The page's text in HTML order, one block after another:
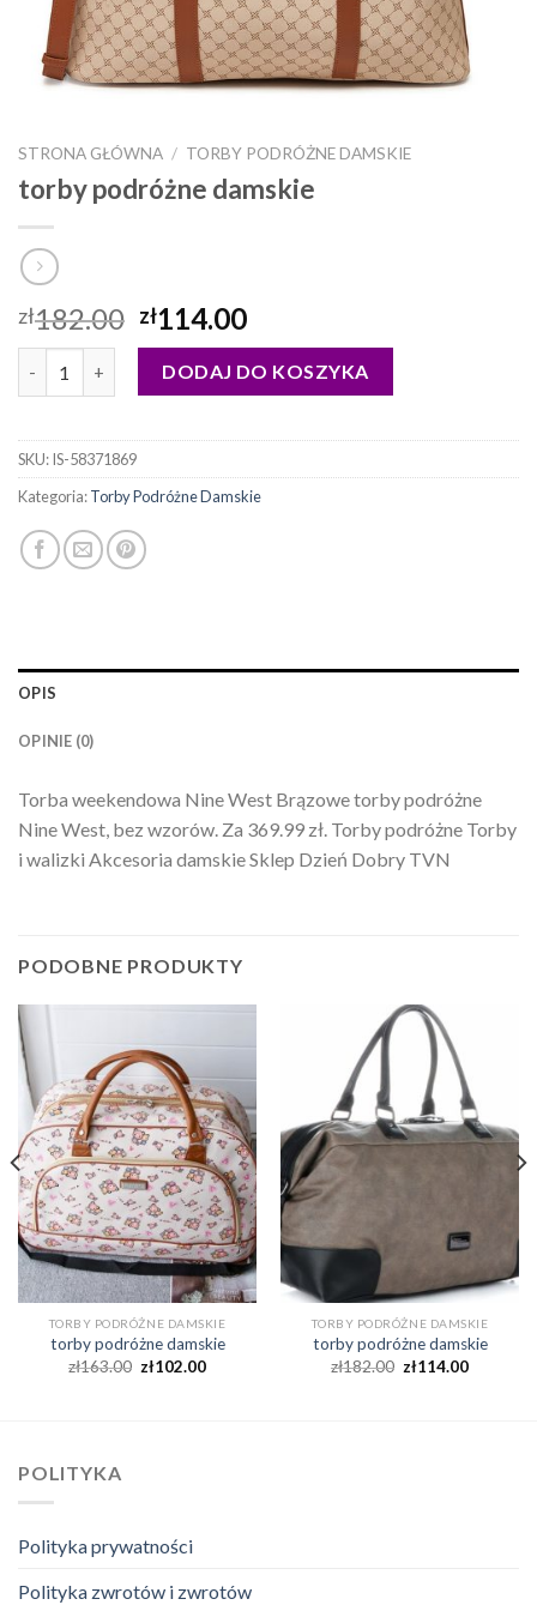
STRONA GŁÓWNA / TORBY PODRÓŻNE DAMSKIE
torby podróżne damskie
zł182.00 zł114.00
ilość torby podróżne damskieDODAJ DO KOSZYKA
SKU:IS-58371869
Kategoria:Torby Podróżne Damskie
OPIS
OPINIE (0)
Torba weekendowa Nine West Brązowe torby podróżne
Nine West, bez wzorów. Za 369.99 zł. Torby podróżne Torby
i walizki Akcesoria damskie Sklep Dzień Dobry TVN
PODOBNE PRODUKTY
TORBY PODRÓŻNE DAMSKIE
torby podróżne damskie
zł163.00 zł102.00
TORBY PODRÓŻNE DAMSKIE
torby podróżne damskie
zł182.00 zł114.00
POLITYKA
Polityka prywatności
Polityka zwrotów i zwrotów